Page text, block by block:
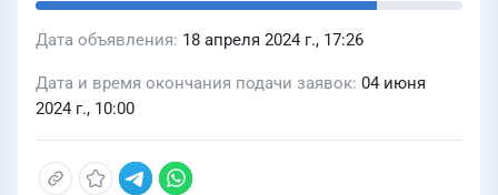
Дата объявления 18 апреля 2024 г., 17:26
Дата и время окончания подачи заявок 04 июня
2024 г., 10:00